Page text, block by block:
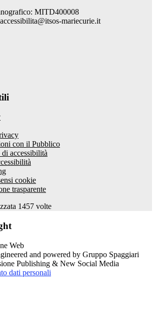
MITD400008
mariecurie.it
con il Pubblico
accessibilità
cookie
trasparente
1457 volte
and powered by Gruppo Spaggiari
Publishing & New Social Media
dati personali